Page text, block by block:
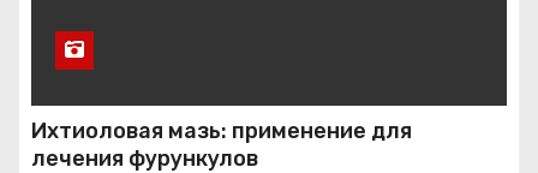
Ихтиоловая мазь: применение для
лечения фурункулов